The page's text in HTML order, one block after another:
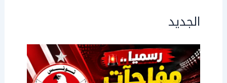
الجديد